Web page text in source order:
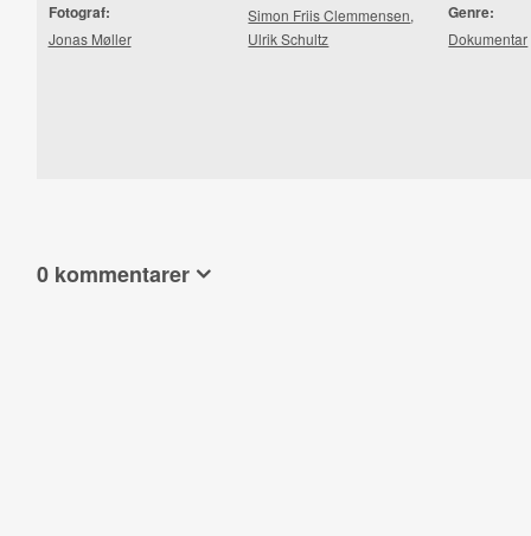
Fotograf:
Jonas Møller
Simon Friis Clemmensen,
Ulrik Schultz
Genre:
Dokumentar
0 kommentarer